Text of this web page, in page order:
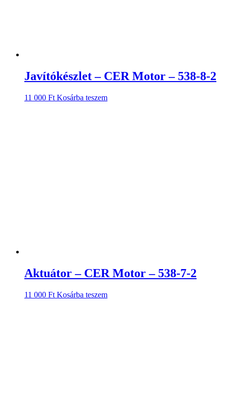
Javítókészlet – CER Motor – 538-8-2
11 000 Ft Kosárba teszem
Aktuátor – CER Motor – 538-7-2
11 000 Ft Kosárba teszem